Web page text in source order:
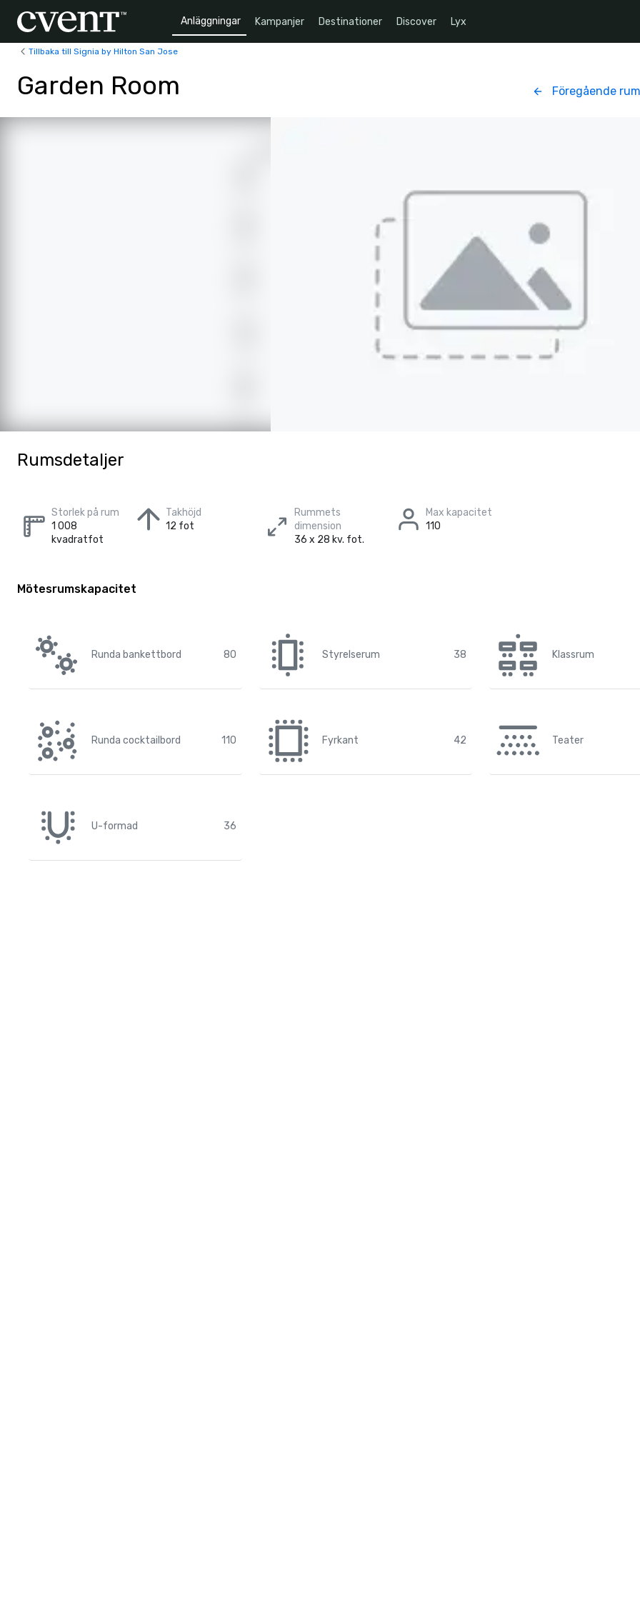
Anläggningar Kampanjer Destinationer Discover Lyx
Tillbaka till Signia by Hilton San Jose
Garden Room Föregående rum
Rumsdetaljer
Storlek på rum
1 008
kvadratfot
Takhöjd
12 fot
Rummets
dimension
36 x 28 kv. fot.
Max kapacitet
110
Mötesrumskapacitet
Runda bankettbord 80 Styrelserum 38 Klassrum
Runda cocktailbord 110 Fyrkant 42 Teater
U-formad 36